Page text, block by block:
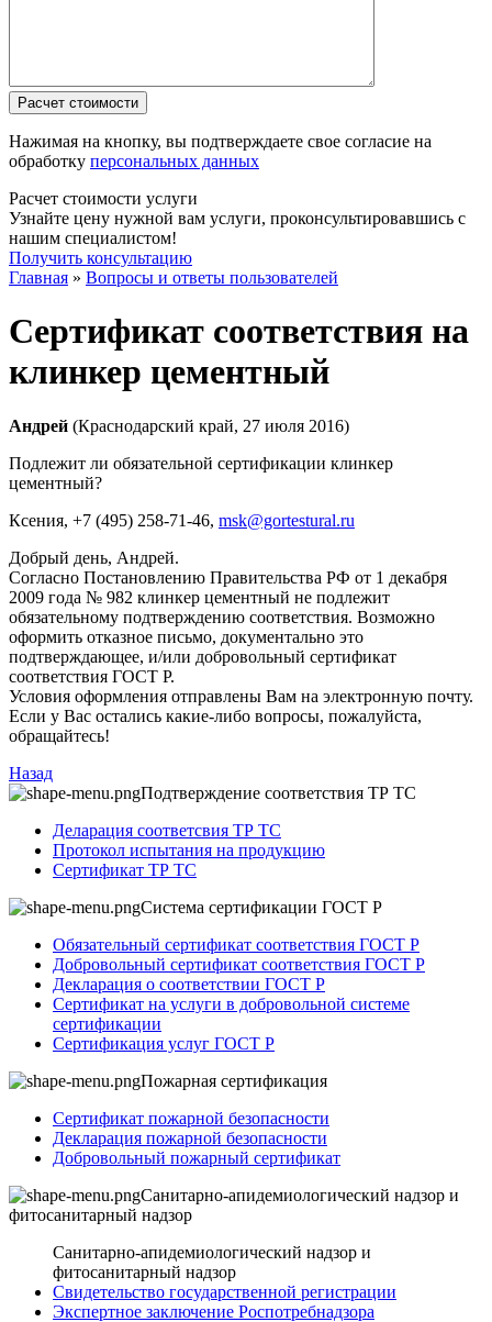
Нажимая на кнопку, вы подтверждаете свое согласие на
обработку персональных данных
Расчет стоимости услуги
Узнайте цену нужной вам услуги, проконсультировавшись с
нашим специалистом!
Получить консультацию
Главная » Вопросы и ответы пользователей
Сертификат соответствия на
клинкер цементный
Андрей (Краснодарский край, 27 июля 2016)
Подлежит ли обязательной сертификации клинкер
цементный?
Ксения, +7 (495) 258-71-46, msk@gortestural.ru
Добрый день, Андрей.
Согласно Постановлению Правительства РФ от 1 декабря
2009 года № 982 клинкер цементный не подлежит
обязательному подтверждению соответствия. Возможно
оформить отказное письмо, документально это
подтверждающее, и/или добровольный сертификат
соответствия ГОСТ Р.
Условия оформления отправлены Вам на электронную почту.
Если у Вас остались какие-либо вопросы, пожалуйста,
обращайтесь!
Назад
Подтверждение соответствия ТР ТС
Деларация соответсвия ТР ТС
Протокол испытания на продукцию
Сертификат ТР ТС
Система сертификации ГОСТ Р
Обязательный сертификат соответствия ГОСТ Р
Добровольный сертификат соответствия ГОСТ Р
Декларация о соответствии ГОСТ Р
Сертификат на услуги в добровольной системе
сертификации
Сертификация услуг ГОСТ Р
Пожарная сертификация
Сертификат пожарной безопасности
Декларация пожарной безопасности
Добровольный пожарный сертификат
Санитарно-апидемиологический надзор и
фитосанитарный надзор
Санитарно-апидемиологический надзор и
фитосанитарный надзор
Свидетельство государственной регистрации
Экспертное заключение Роспотребнадзора